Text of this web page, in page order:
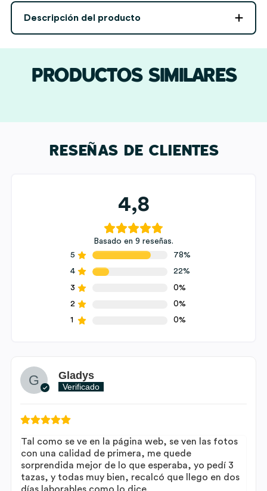
Frases
y
Fotos
personalizada
Descripción del producto
PRODUCTOS SIMILARES
RESEÑAS DE CLIENTES
4,8
Basado en 9 reseñas.
5
78%
4
22%
3
0%
2
0%
1
0%
Gladys
Verificado
Tal como se ve en la página web, se ven las fotos
con una calidad de primera, me quede
sorprendida mejor de lo que esperaba, yo pedí 3
tazas, y todas muy bien, recalcó que llego en dos